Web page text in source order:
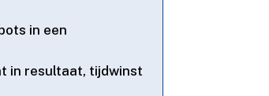
in een
in resultaat, tijdwinst